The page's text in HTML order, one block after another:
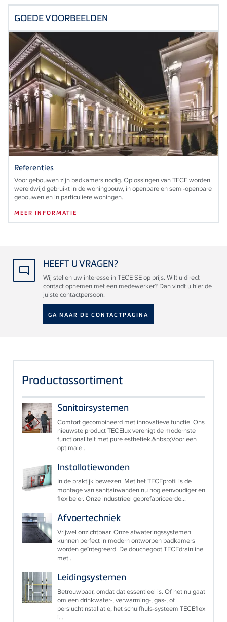
GOEDE VOORBEELDEN
Referenties
Voor gebouwen zijn badkamers nodig. Oplossingen van TECE worden
wereldwijd gebruikt in de woningbouw, in openbare en semi-openbare
gebouwen en in particuliere woningen.
MEER INFORMATIE
HEEFT U VRAGEN?
Wij stellen uw interesse in TECE SE op prijs. Wilt u direct
contact opnemen met een medewerker? Dan vindt u hier de
juiste contactpersoon.
GA NAAR DE CONTACTPAGINA
Productassortiment
Sanitairsystemen
Comfort gecombineerd met innovatieve functie. Ons
nieuwste product TECElux verenigt de modernste
functionaliteit met pure esthetiek.&nbsp;Voor een
optimale...
Installatiewanden
In de praktijk bewezen. Met het TECEprofil is de
montage van sanitairwanden nu nog eenvoudiger en
flexibeler. Onze industrieel geprefabriceerde...
Afvoertechniek
Vrijwel onzichtbaar. Onze afwateringssystemen
kunnen perfect in modern ontworpen badkamers
worden geïntegreerd. De douchegoot TECEdrainline
met...
Leidingsystemen
Betrouwbaar, omdat dat essentieel is. Of het nu gaat
om een drinkwater-, verwarming-, gas-, of
persluchtinstallatie, het schuifhuls-systeem TECEflex
i...